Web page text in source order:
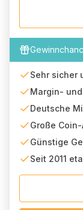
Sehr sicher
Margin-
Deutsche
Große
Günstige
Seit 2011